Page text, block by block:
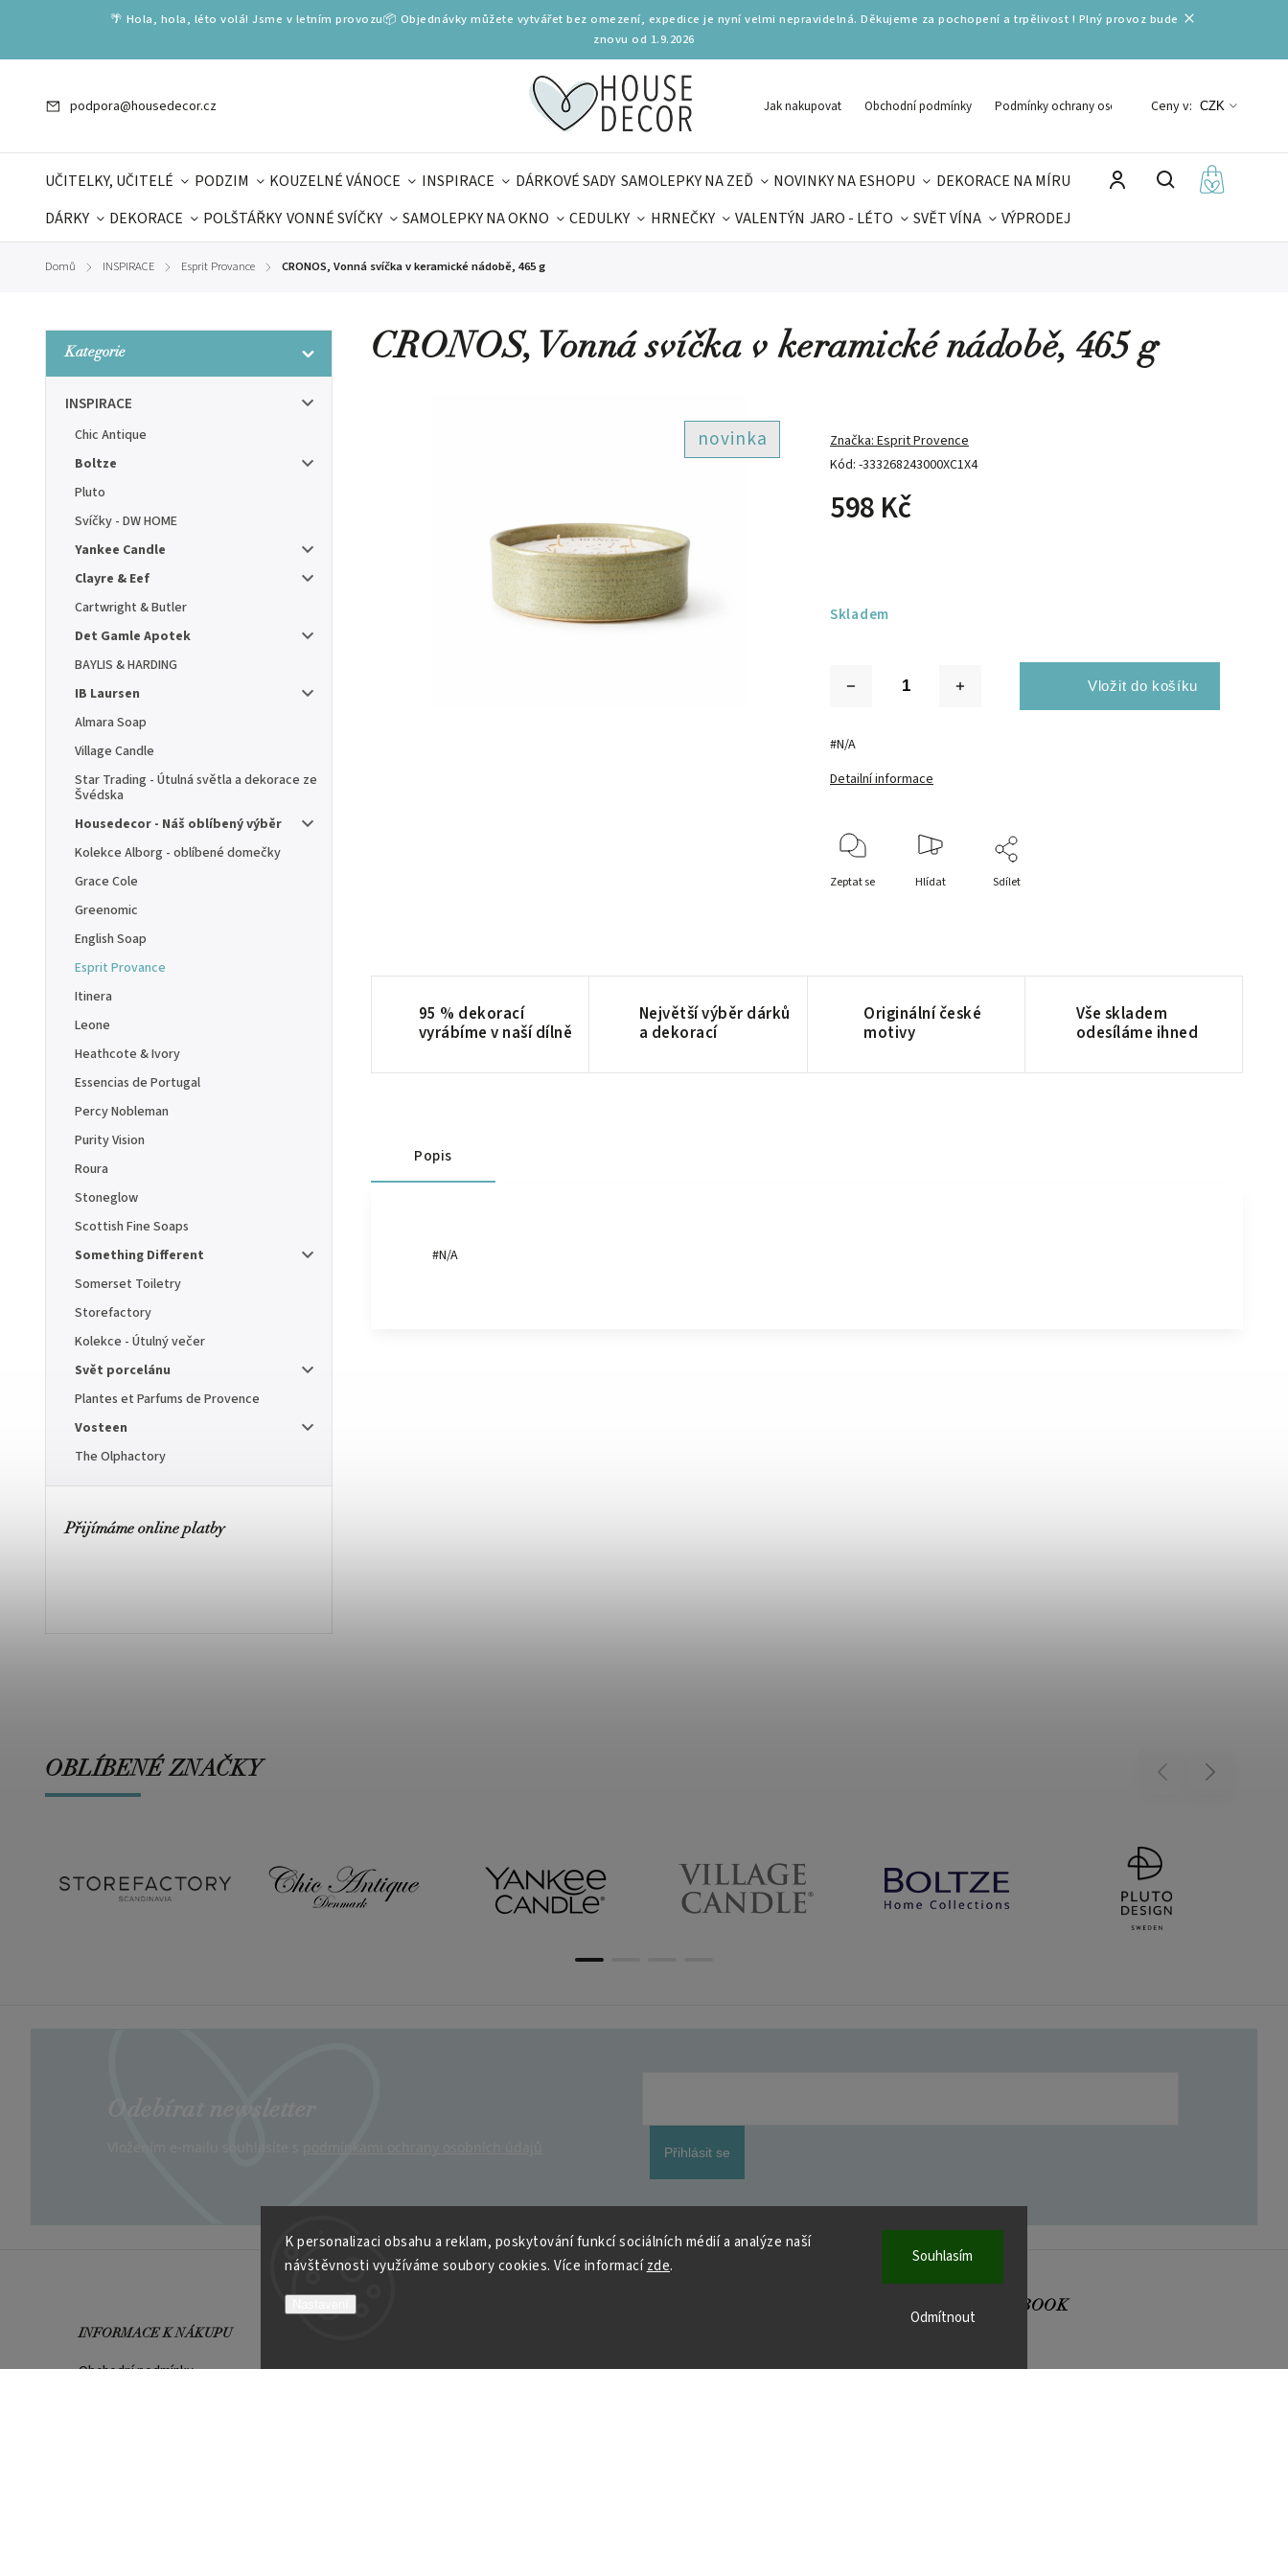
K personalizaci obsahu a reklam, poskytování funkcí sociálních médií a analýze naší
návštěvnosti využíváme soubory cookies. Více informacízde.
Odmítnout
Souhlasím
🌴 Hola, hola, léto volá! Jsme v letním provozu📦 Objednávky můžete vytvářet bez omezení, expedice je nyní velmi nepravidelná. Děkujeme za pochopení a trpělivost ! Plný provoz bude
znovu od 1.9.2026
podpora@housedecor.cz Jak nakupovat Obchodní podmínky Podmínky ochrany osobních údajů
Ceny v: CZK
UČITELKY, UČITELÉ PODZIM KOUZELNÉ VÁNOCE INSPIRACE DÁRKOVÉ SADY SAMOLEPKY NA ZEĎ NOVINKY NA ESHOPU
DEKORACE NA MÍRU
DÁRKY
DEKORACE POLŠTÁŘKY VONNÉ SVÍČKY SAMOLEPKY NA OKNO CEDULKY HRNEČKY VALENTÝN JARO - LÉTO SVĚT VÍNA
VÝPRODEJ
Domů / INSPIRACE / Esprit Provance / CRONOS, Vonná svíčka v keramické nádobě, 465 g
Kategorie
INSPIRACE
Chic Antique
Boltze
Pluto
Svíčky - DW HOME
Yankee Candle
Clayre & Eef
Cartwright & Butler
Det Gamle Apotek
BAYLIS & HARDING
IB Laursen
Almara Soap
Village Candle
Star Trading - Útulná světla a dekorace ze
Švédska
Housedecor - Náš oblíbený výběr
Kolekce Alborg - oblíbené domečky
Grace Cole
Greenomic
English Soap
Esprit Provance
Itinera
Leone
Heathcote & Ivory
Essencias de Portugal
Percy Nobleman
Purity Vision
Roura
Stoneglow
Scottish Fine Soaps
Something Different
Somerset Toiletry
Storefactory
Kolekce - Útulný večer
Svět porcelánu
Plantes et Parfums de Provence
Vosteen
The Olphactory
Přijímáme online platby
CRONOS, Vonná svíčka v keramické nádobě, 465 g
novinka
Kód: -333268243000XC1X4
Značka:Esprit Provence
598 Kč
Skladem
#N/A
Detailní informace
Zeptat se Hlídat Sdílet
95 % dekorací
vyrábíme v naší dílně
Největší výběr dárků
a dekorací
Originální české
motivy
Vše skladem
odesíláme ihned
Popis
#N/A
OBLÍBENÉ ZNAČKY Previous Next
Přihlásit se
INFORMACE K NÁKUPU
Obchodní podmínky
Kontakt
PO– 9:00–11:00
FACEBOOK